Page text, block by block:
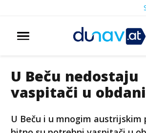
U Beču nedostaju
vaspitači u
U Beču i u mnogim austrijskim